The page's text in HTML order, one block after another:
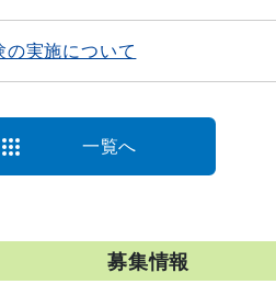
の実施について
一覧へ
募集情報